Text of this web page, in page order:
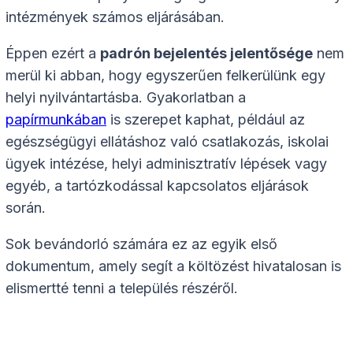
intézmények számos eljárásában.
Éppen ezért a padrón bejelentés jelentősége nem
merül ki abban, hogy egyszerűen felkerülünk egy
helyi nyilvántartásba. Gyakorlatban a
papírmunkában is szerepet kaphat, például az
egészségügyi ellátáshoz való csatlakozás, iskolai
ügyek intézése, helyi adminisztratív lépések vagy
egyéb, a tartózkodással kapcsolatos eljárások
során.
Sok bevándorló számára ez az egyik első
dokumentum, amely segít a költözést hivatalosan is
elismertté tenni a település részéről.